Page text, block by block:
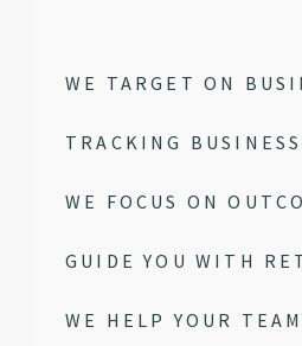
WE TARGET ON
TRACKING
WE FOCUS ON
GUIDE YOU WITH
WE HELP YOUR